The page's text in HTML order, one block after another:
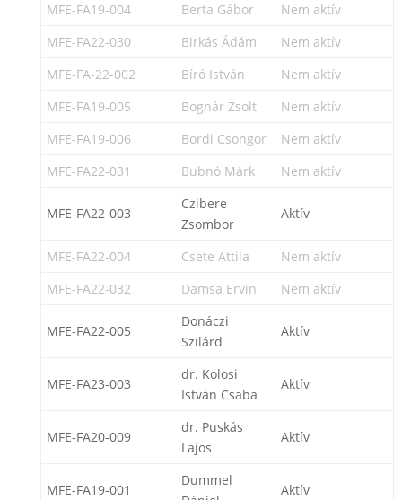
MFE-FA19-004 Berta Gábor
Nem aktív
MFE-FA22-030
Birkás Ádám
Nem aktív
MFE-FA-22-002
Bíró István
Nem aktív
MFE-FA19-005
Bognár Zsolt
Nem aktív
MFE-FA19-006
Bordi Csongor
Nem aktív
MFE-FA22-031
Bubnó Márk Nem aktív
MFE-FA22-003
Czibere
Zsombor
Aktív
MFE-FA22-004 Csete Attila
Nem aktív
MFE-FA22-032
Damsa Ervin Nem aktív
MFE-FA22-005
Donáczi
Szilárd
Aktív
MFE-FA23-003
dr. Kolosi
István Csaba
Aktív
MFE-FA20-009
dr. Puskás
Lajos
Aktív
MFE-FA19-001
Dummel
Aktív